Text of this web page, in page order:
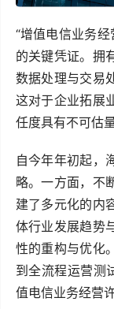
“增值电信业务
的关键凭证。拥
数据处理与交易
这对于企业拓展
任度具有不可估
自今年年初起，
略。一方面，不
建了多元化的内
体行业发展趋势
性的重构与优化
到全流程运营测
值电信业务经营